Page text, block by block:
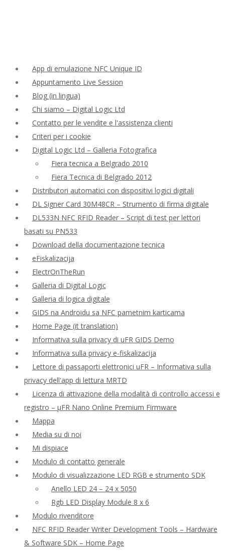
App di emulazione NFC Unique ID
Appuntamento Live Session
Blog (in lingua)
Chi siamo – Digital Logic Ltd
Contatto per le vendite e l'assistenza clienti
Criteri per i cookie
Digital Logic Ltd – Galleria Fotografica
Fiera tecnica a Belgrado 2010
Fiera Tecnica di Belgrado 2012
Distributori automatici con dispositivi logici digitali
DL Signer Card 30M48CR – Strumento di firma digitale
DL533N NFC RFID Reader – Script di test per lettori
basati su PN533
Download della documentazione tecnica
eFiskalizacija
ElectrOnTheRun
Galleria di Digital Logic
Galleria di logica digitale
GIDS na Androidu sa NFC pametnim karticama
Home Page (it translation)
Informativa sulla privacy di uFR GIDS Demo
Informativa sulla privacy e-fiskalizacija
Lettore di passaporti elettronici uFR – Informativa sulla
privacy dell'app di lettura MRTD
Licenza di attivazione della modalità di controllo accessi e
registro – μFR Nano Online Premium Firmware
Mappa
Media su di noi
Mi dispiace
Modulo di contatto generale
Modulo di visualizzazione LED RGB e strumento SDK
Anello LED 24 – 24 x 5050
Rgb LED Display Module 8 x 6
Modulo rivenditore
NFC RFID Reader Writer Development Tools – Hardware
& Software SDK – Home Page